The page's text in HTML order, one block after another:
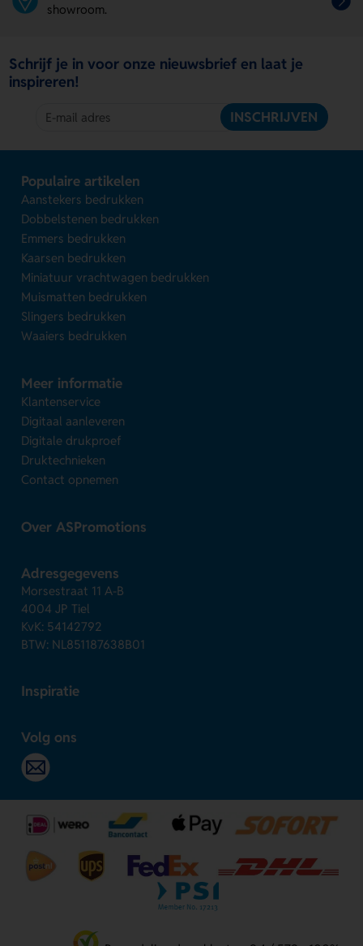
showroom.
Schrijf je in voor onze nieuwsbrief en laat je
inspireren!
INSCHRIJVEN
Populaire artikelen
Aanstekers bedrukken
Dobbelstenen bedrukken
Emmers bedrukken
Kaarsen bedrukken
Miniatuur vrachtwagen bedrukken
Muismatten bedrukken
Slingers bedrukken
Waaiers bedrukken
Meer informatie
Klantenservice
Digitaal aanleveren
Digitale drukproef
Druktechnieken
Contact opnemen
Over ASPromotions
Adresgegevens
Morsestraat 11 A-B
4004 JP Tiel
KvK: 54142792
BTW: NL851187638B01
Inspiratie
Volg ons